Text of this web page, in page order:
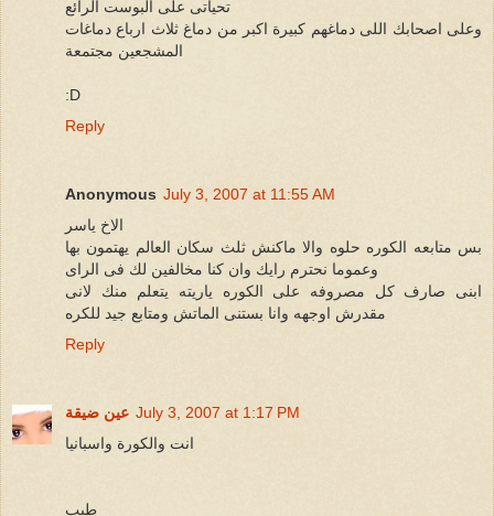
تحياتى على البوست الرائع
وعلى اصحابك اللى دماغهم كبيرة اكبر من دماغ ثلاث ارباع دماغات
المشجعين مجتمعة
:D
Reply
Anonymous July 3, 2007 at 11:55 AM
الاخ ياسر
بس متابعه الكوره حلوه والا ماكنش ثلث سكان العالم يهتمون بها
وعموما نحترم رايك وان كنا مخالفين لك فى الراى
ابنى صارف كل مصروفه على الكوره ياريته يتعلم منك لانى
مقدرش اوجهه وانا بستنى الماتش ومتابع جيد للكره
Reply
عين ضيقة July 3, 2007 at 1:17 PM
انت والكورة واسبانيا
طيب